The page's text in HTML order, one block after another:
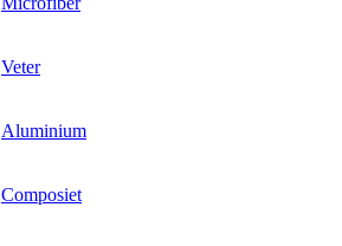
Veter
Aluminium
Composiet